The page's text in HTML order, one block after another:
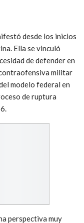
desde los inicios
Ella se vinculó
de defender en
militar
modelo federal en
de ruptura
perspectiva muy